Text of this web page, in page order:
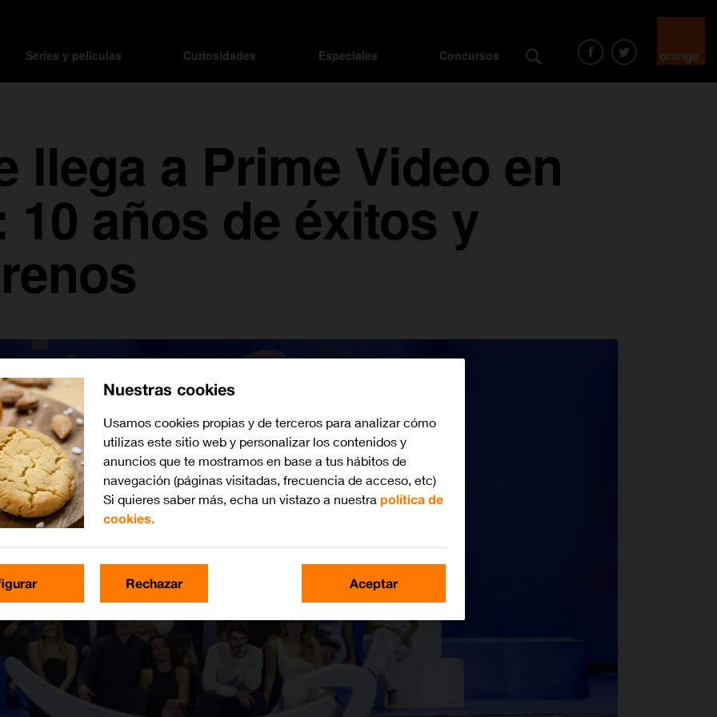
Series y películas Curiosidades Especiales Concursos
llega a Prime Video en
10 años de éxitos y
Nuestras cookies
Usamos cookies propias y de terceros para analizar cómo
utilizas este sitio web y personalizar los contenidos y
anuncios que te mostramos en base a tus hábitos de
navegación (páginas visitadas, frecuencia de acceso, etc)
Si quieres saber más, echa un vistazo a nuestra política de
cookies.
Rechazar Aceptar